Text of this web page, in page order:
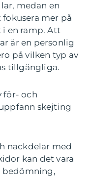
medan en
mer på
en ramp. Att
är en personlig
på vilken typ av
tillgängliga.
för- och
skejting
nackdelar med
kan det vara
bedömning,